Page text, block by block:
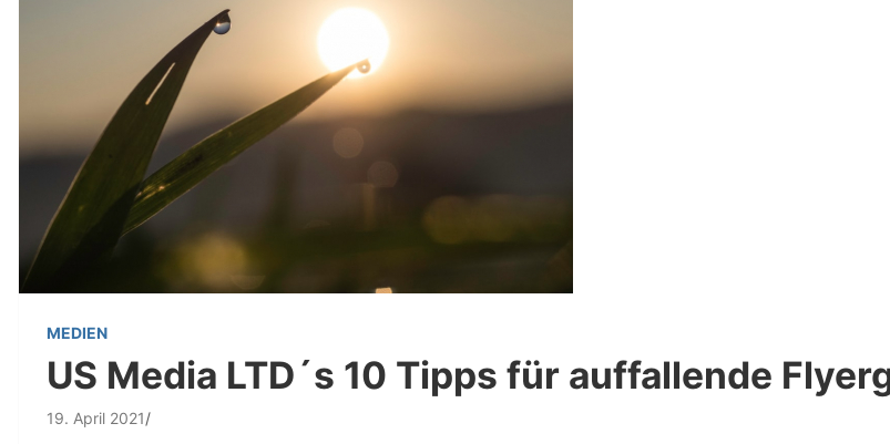
MEDIEN
US Media LTD´s 10 Tipps für auffallende
19. April 2021